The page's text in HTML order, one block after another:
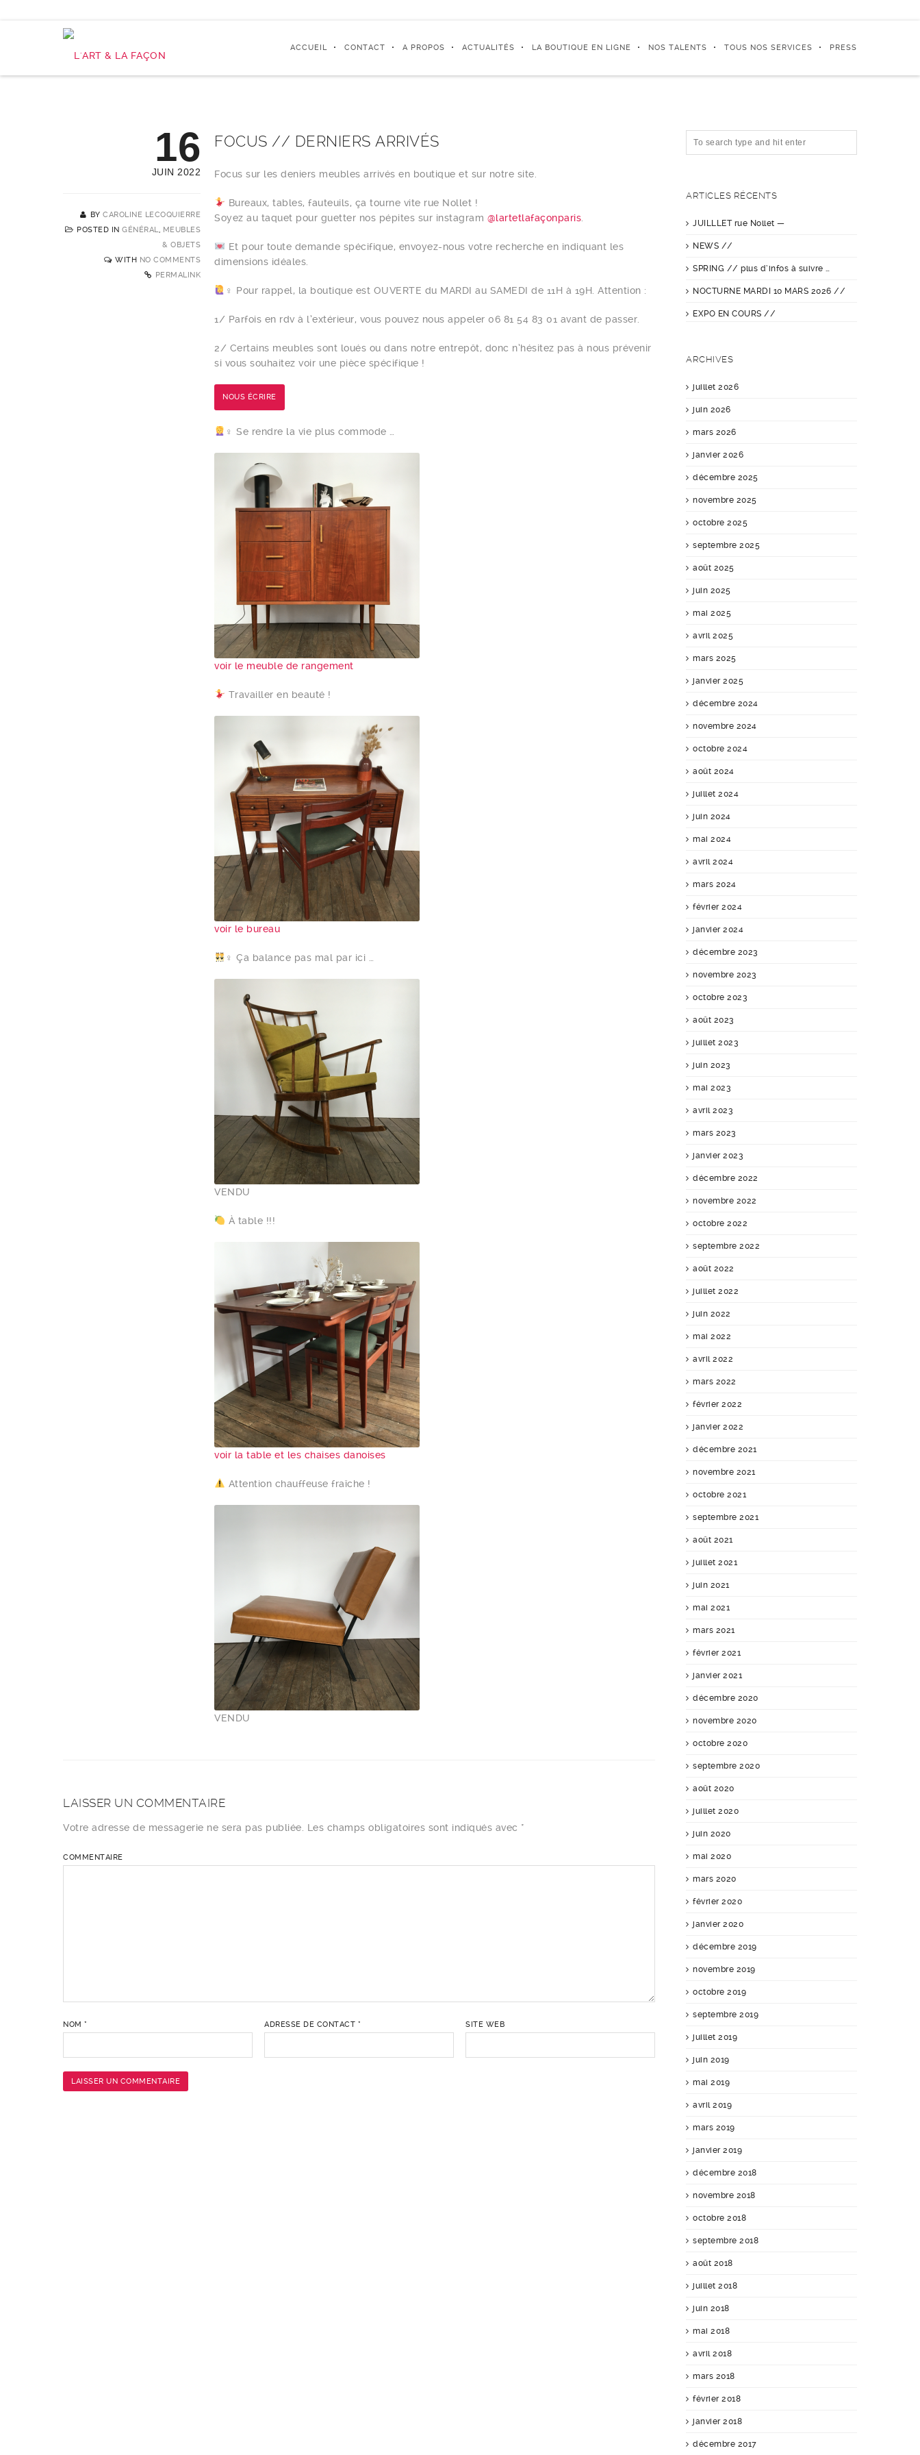
ACCUEIL CONTACT A PROPOS ACTUALITÉS LA BOUTIQUE EN LIGNE NOS TALENTS TOUS NOS SERVICES PRESS
16
JUIN 2022
BYCAROLINE LECOQUIERRE
POSTED INGÉNÉRAL, MEUBLES
& OBJETS
WITH NO COMMENTS
PERMALINK
FOCUS // DERNIERS ARRIVÉS
Focus sur les deniers meubles arrivés en boutique et sur notre site.
Bureaux, tables, fauteuils, ça tourne vite rue Nollet !
Soyez au taquet pour guetter nos pépites sur instagram @lartetlafaçonparis
Et pour toute demande spécifique, envoyez-nous votre recherche en indiquant les
dimensions idéales.
‍♀️ Pour rappel, la boutique est OUVERTE du MARDI au SAMEDI de 11H à 19H. Attention :
1/ Parfois en rdv à l’extérieur, vous pouvez nous appeler 06 81 54 83 01 avant de passer.
2/ Certains meubles sont loués ou dans notre entrepôt, donc n’hésitez pas à nous prévenir
si vous souhaitez voir une pièce spécifique !
NOUS ÉCRIRE
‍♀️ Se rendre la vie plus commode …
voir le meuble de rangement
Travailler en beauté !
voir le bureau
‍♀️ Ça balance pas mal par ici …
VENDU
À table !!!
voir la table et les chaises danoises
Attention chauffeuse fraîche !
VENDU
LAISSER UN COMMENTAIRE
Votre adresse de messagerie ne sera pas publiée. Les champs obligatoires sont indiqués avec *
COMMENTAIRE
NOM * ADRESSE DE CONTACT * SITE WEB
ARTICLES RÉCENTS
JUILLLET rue Nollet —
NEWS //
SPRING // plus d’infos à suivre …
NOCTURNE MARDI 10 MARS 2026 //
EXPO EN COURS //
ARCHIVES
juillet 2026
juin 2026
mars 2026
janvier 2026
décembre 2025
novembre 2025
octobre 2025
septembre 2025
août 2025
juin 2025
mai 2025
avril 2025
mars 2025
janvier 2025
décembre 2024
novembre 2024
octobre 2024
août 2024
juillet 2024
juin 2024
mai 2024
avril 2024
mars 2024
février 2024
janvier 2024
décembre 2023
novembre 2023
octobre 2023
août 2023
juillet 2023
juin 2023
mai 2023
avril 2023
mars 2023
janvier 2023
décembre 2022
novembre 2022
octobre 2022
septembre 2022
août 2022
juillet 2022
juin 2022
mai 2022
avril 2022
mars 2022
février 2022
janvier 2022
décembre 2021
novembre 2021
octobre 2021
septembre 2021
août 2021
juillet 2021
juin 2021
mai 2021
mars 2021
février 2021
janvier 2021
décembre 2020
novembre 2020
octobre 2020
septembre 2020
août 2020
juillet 2020
juin 2020
mai 2020
mars 2020
février 2020
janvier 2020
décembre 2019
novembre 2019
octobre 2019
septembre 2019
juillet 2019
juin 2019
mai 2019
avril 2019
mars 2019
janvier 2019
décembre 2018
novembre 2018
octobre 2018
septembre 2018
août 2018
juillet 2018
juin 2018
mai 2018
avril 2018
mars 2018
février 2018
janvier 2018
décembre 2017